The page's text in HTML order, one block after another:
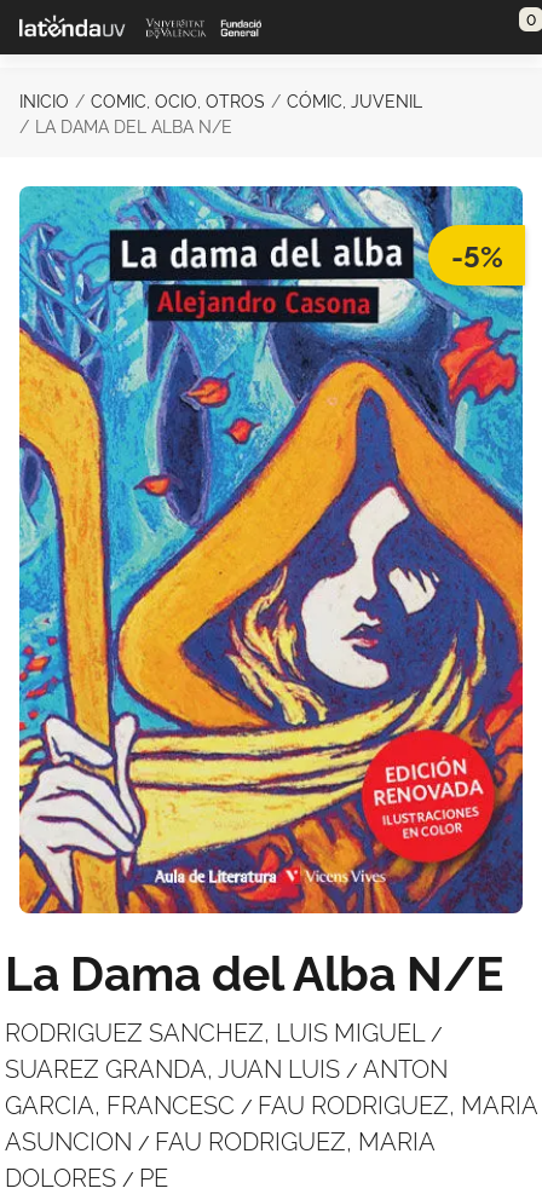
Saltar al contenido principal 0
INICIO COMIC, OCIO, OTROS
CÓMIC, JUVENIL
LA DAMA DEL ALBA N/E
-5%
La Dama del Alba N/E
RODRIGUEZ SANCHEZ, LUIS MIGUEL /
SUAREZ GRANDA, JUAN LUIS / ANTON
GARCIA, FRANCESC / FAU RODRIGUEZ, MARIA
ASUNCION / FAU RODRIGUEZ, MARIA
DOLORES / PE